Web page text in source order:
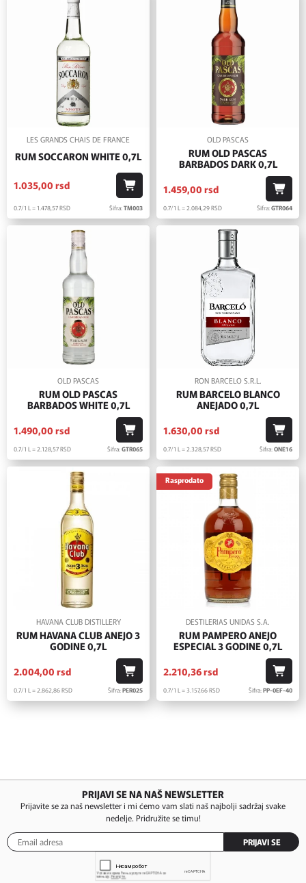
LES GRANDS CHAIS DE FRANCE
RUM SOCCARON WHITE 0,7L
1.035,00 rsd
0.7/1 L = 1.478,57RSD Šifra:TM003
OLD PASCAS
RUM OLD PASCAS
BARBADOS DARK 0,7L
1.459,00 rsd
0.7/1 L = 2.084,29RSD Šifra:GTR064
OLD PASCAS
RUM OLD PASCAS
BARBADOS WHITE 0,7L
1.490,00 rsd
0.7/1 L = 2.128,57RSD Šifra:GTR065
RON BARCELO S.R.L.
RUM BARCELO BLANCO
ANEJADO 0,7L
1.630,00 rsd
0.7/1 L = 2.328,57RSD Šifra:ONE16
HAVANA CLUB DISTILLERY
RUM HAVANA CLUB ANEJO 3
GODINE 0,7L
2.004,00 rsd
0.7/1 L = 2.862,86RSD Šifra:PER025
Rasprodato
DESTILERIAS UNIDAS S.A.
RUM PAMPERO ANEJO
ESPECIAL 3 GODINE 0,7L
2.210,36rsd
0.7/1 L = 3.157,66RSD Šifra:PP-0EF-40
PRIJAVI SE NA NAŠ NEWSLETTER
Prijavite se za naš newsletter i mi ćemo vam slati naš najbolji sadržaj svake
nedelje. Pridružite se timu!
PRIJAVI SE